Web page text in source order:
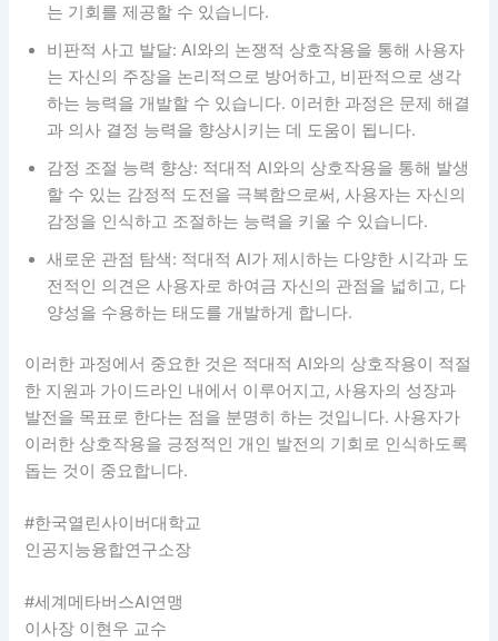
는 기회를 제공할 수 있습니다.
비판적 사고 발달: AI와의 논쟁적 상호작용을 통해 사용자
는 자신의 주장을 논리적으로 방어하고, 비판적으로 생각
하는 능력을 개발할 수 있습니다. 이러한 과정은 문제 해결
과 의사 결정 능력을 향상시키는 데 도움이 됩니다.
감정 조절 능력 향상: 적대적 AI와의 상호작용을 통해 발생
할 수 있는 감정적 도전을 극복함으로써, 사용자는 자신의
감정을 인식하고 조절하는 능력을 키울 수 있습니다.
새로운 관점 탐색: 적대적 AI가 제시하는 다양한 시각과 도
전적인 의견은 사용자로 하여금 자신의 관점을 넓히고, 다
양성을 수용하는 태도를 개발하게 합니다.
이러한 과정에서 중요한 것은 적대적 AI와의 상호작용이 적절
한 지원과 가이드라인 내에서 이루어지고, 사용자의 성장과
발전을 목표로 한다는 점을 분명히 하는 것입니다. 사용자가
이러한 상호작용을 긍정적인 개인 발전의 기회로 인식하도록
돕는 것이 중요합니다.
#한국열린사이버대학교
인공지능융합연구소장
#세계메타버스AI연맹
이사장 이현우 교수